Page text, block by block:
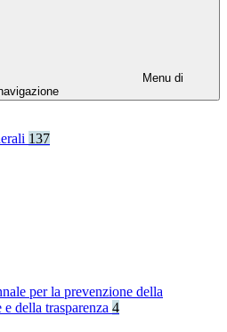
Menu di
137
per la prevenzione della
della trasparenza 4